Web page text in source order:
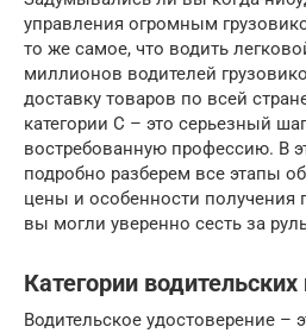
управления огромным
то же самое, что водить
миллионов водителей
доставку товаров по всей
категории C – это серьезный
востребованную профессию. В
подробно разберем все этапы
цены и особенности получения
вы могли уверенно сесть за
Категории
Водительское удостоверение –